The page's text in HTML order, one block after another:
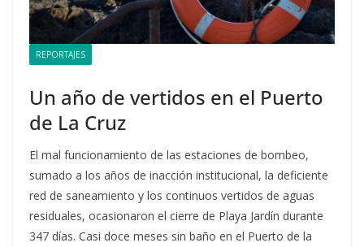
REPORTAJES
Un año de vertidos en el Puerto
de La Cruz
El mal funcionamiento de las estaciones de bombeo,
sumado a los años de inacción institucional, la deficiente
red de saneamiento y los continuos vertidos de aguas
residuales, ocasionaron el cierre de Playa Jardín durante
347 días. Casi doce meses sin baño en el Puerto de la